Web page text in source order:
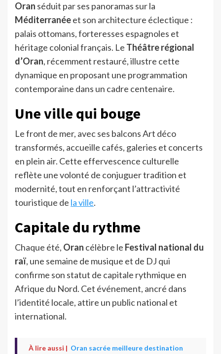
Oran séduit par ses panoramas sur la
Méditerranéeet son architecture éclectique :
palais ottomans, forteresses espagnoles et
héritage colonial français. Le Théâtre régional
d’Oran, récemment restauré, illustre cette
dynamique en proposant une programmation
contemporaine dans un cadre centenaire.
Une ville qui bouge
Le front de mer, avec ses balcons Art déco
transformés, accueille cafés, galeries et concerts
en plein air. Cette effervescence culturelle
reflète une volonté de conjuguer tradition et
modernité, tout en renforçant l’attractivité
touristique de la ville.
Capitale du rythme
Chaque été, Oran célèbre le Festival national du
raï, une semaine de musique et de DJ qui
confirme son statut de capitale rythmique en
Afrique du Nord. Cet événement, ancré dans
l’identité locale, attire un public national et
international.
À lire aussi | Oran sacrée meilleure destination